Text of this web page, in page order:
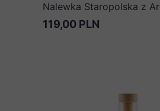
Nalewka Staropolska z
119,00 PLN